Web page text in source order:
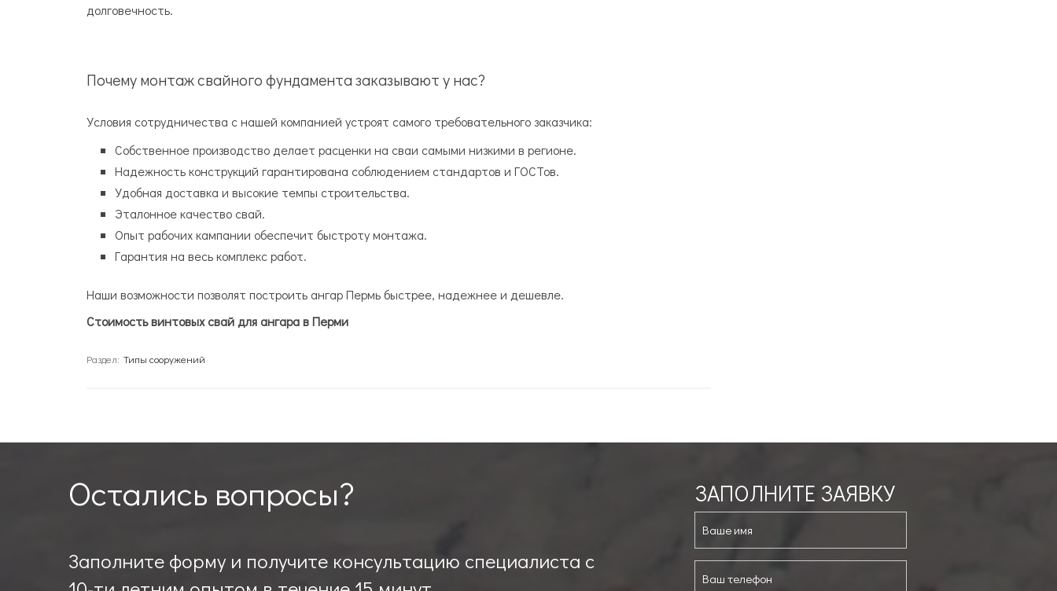
долговечность.
Почему монтаж свайного фундамента заказывают у нас?
Условия сотрудничества с нашей компанией устроят самого требовательного заказчика:
Собственное производство делает расценки на сваи самыми низкими в регионе.
Надежность конструкций гарантирована соблюдением стандартов и ГОСТов.
Удобная доставка и высокие темпы строительства.
Эталонное качество свай.
Опыт рабочих кампании обеспечит быстроту монтажа.
Гарантия на весь комплекс работ.
Наши возможности позволят построить ангар Пермь быстрее, надежнее и дешевле.
Стоимость винтовых свай для ангара в Перми
Раздел: Типы сооружений
Остались вопросы?
Заполните форму и получите консультацию специалиста с
ЗАПОЛНИТЕ ЗАЯВКУ